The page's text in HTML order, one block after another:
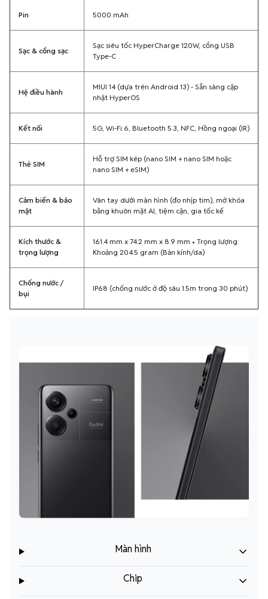
Pin 5000 mAh
Sạc & cổng sạc
Sạc siêu tốc HyperCharge 120W, cổng USB
Type-C
Hệ điều hành
MIUI 14 (dựa trên Android 13) - Sẵn sàng cập
nhật HyperOS
Kết nối 5G, Wi-Fi 6, Bluetooth 5.3, NFC, Hồng ngoại (IR)
Thẻ SIM
Hỗ trợ SIM kép (nano SIM + nano SIM hoặc
nano SIM + eSIM)
Cảm biến & bảo
mật
Vân tay dưới màn hình (đo nhịp tim), mở khóa
bằng khuôn mặt AI, tiệm cận, gia tốc kế
Kích thước &
trọng lượng
161.4 mm x 74.2 mm x 8.9 mm • Trọng lượng:
Khoảng 204.5 gram (Bản kính/da)
Chống nước /
bụi
IP68 (chống nước ở độ sâu 1.5m trong 30 phút)
Màn hình
Chip